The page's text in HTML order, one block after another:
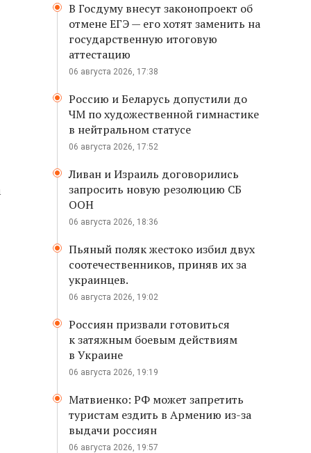
В Госдуму внесут законопроект об
отмене ЕГЭ — его хотят заменить на
государственную итоговую
аттестацию
06 августа 2026, 17:38
Россию и Беларусь допустили до
ЧМ по художественной гимнастике
в нейтральном статусе
06 августа 2026, 17:52
Ливан и Израиль договорились
запросить новую резолюцию СБ
ООН
06 августа 2026, 18:36
Пьяный поляк жестоко избил двух
соотечественников, приняв их за
украинцев.
06 августа 2026, 19:02
Россиян призвали готовиться
к затяжным боевым действиям
в Украине
06 августа 2026, 19:19
Матвиенко: РФ может запретить
туристам ездить в Армению из-за
выдачи россиян
06 августа 2026, 19:57